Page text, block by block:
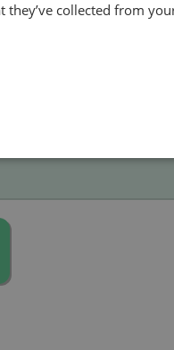
collected from